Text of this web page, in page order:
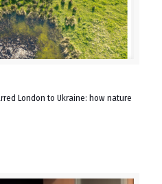
London to Ukraine: how nature